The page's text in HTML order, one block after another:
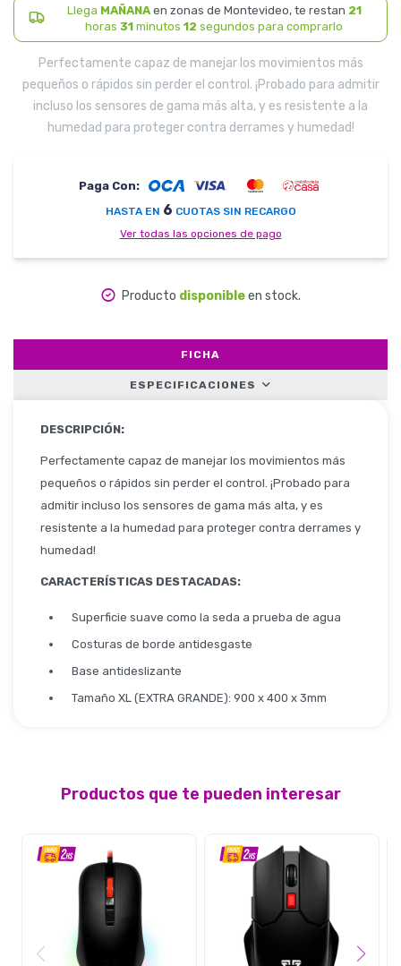
Llega MAÑANAen zonas de Montevideo, te restan 21
horas 31 minutos 12 segundos para comprarlo
Perfectamente capaz de manejar los movimientos más
pequeños o rápidos sin perder el control. ¡Probado para admitir
incluso los sensores de gama más alta, y es resistente a la
humedad para proteger contra derrames y humedad!
Paga Con:
HASTA EN 6 CUOTAS SIN RECARGO
Ver todas las opciones de pago
Producto disponibleen stock.
FICHA
ESPECIFICACIONES
DESCRIPCIÓN:
Perfectamente capaz de manejar los movimientos más
pequeños o rápidos sin perder el control. ¡Probado para
admitir incluso los sensores de gama más alta, y es
resistente a la humedad para proteger contra derrames y
humedad!
CARACTERÍSTICAS DESTACADAS:
Superficie suave como la seda a prueba de agua
Costuras de borde antidesgaste
Base antideslizante
Tamaño XL (EXTRA GRANDE): 900 x 400 x 3mm
Productos que te pueden interesar
Deportes y Tiempo Libre
Bebés y Niños
Herramientas
Belleza y Salud
Papelería
Ropa y Accesorios
Limpieza Profesional